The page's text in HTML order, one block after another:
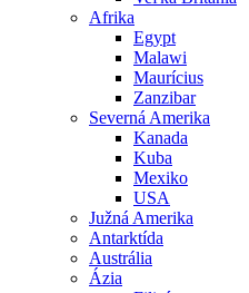
Afrika
Egypt
Malawi
Maurícius
Zanzibar
Severná Amerika
Kanada
Kuba
Mexiko
USA
Južná Amerika
Antarktída
Austrália
Ázia